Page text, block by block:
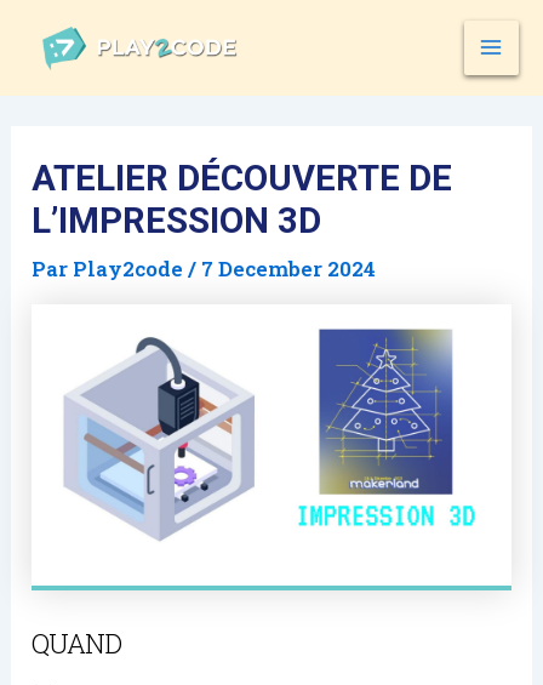
ATELIER DÉCOUVERTE DE
L’IMPRESSION 3D
Par Play2code/ 7 December 2024
QUAND
navigation